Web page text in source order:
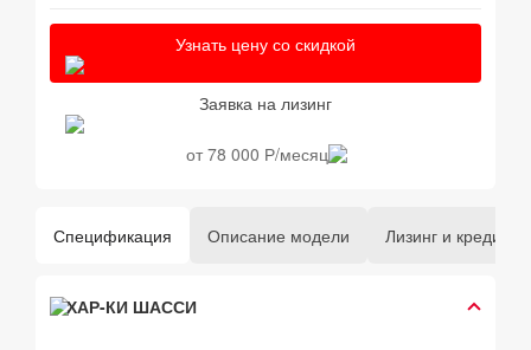
Узнать цену со скидкой
Заявка на лизинг
от 78 000 Р/месяц
Спецификация Описание модели Лизинг и кредит
ХАР-КИ ШАССИ